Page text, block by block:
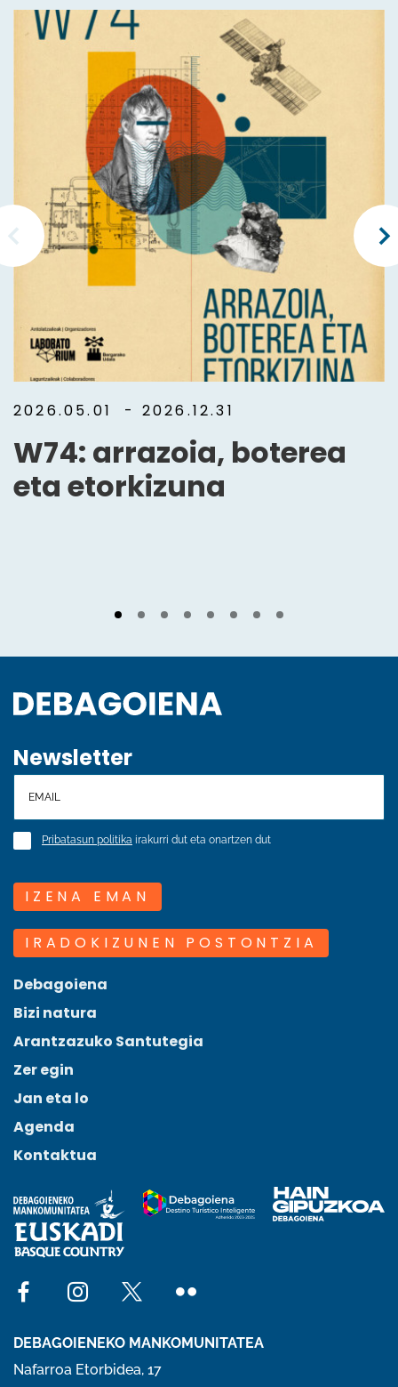
2026.05.01 - 2026.12.31
W74: arrazoia, boterea
eta etorkizuna
Newsletter
Pribatasun politika irakurri dut eta onartzen dut
IZENA EMAN
IRADOKIZUNEN POSTONTZIA
Debagoiena
Bizi natura
Arantzazuko Santutegia
Zer egin
Jan eta lo
Agenda
Kontaktua
Social network facebook
Social network instagram
Social network x
Social network flickr
DEBAGOIENEKO MANKOMUNITATEA
Nafarroa Etorbidea, 17